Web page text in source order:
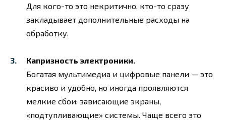
Для кого-то это некритично, кто-то сразу
закладывает дополнительные расходы на
обработку.
Капризность электроники.
Богатая мультимедиа и цифровые панели — это
красиво и удобно, но иногда проявляются
мелкие сбои: зависающие экраны,
«подтупливающие» системы. Чаще всего это